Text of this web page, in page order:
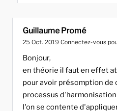
Guillaume Promé
25 Oct. 2019 Connectez-vous
Bonjour,
en théorie il faut en effet
pour avoir présomption de
processus
l'on se contente